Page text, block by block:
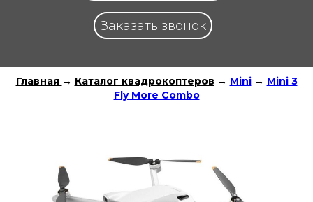
Заказать звонок
Главная → Каталог квадрокоптеров → Mini → Mini 3
Fly More Combo